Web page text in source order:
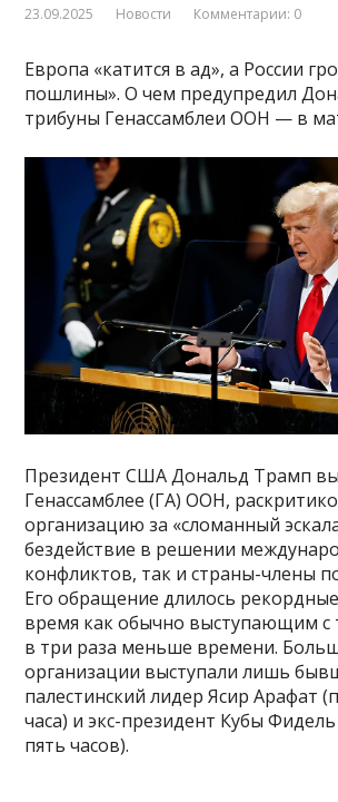
23.09.2025 Новости Комментарии: 0
Европа «катится в ад», а России
пошлины». О чем предупредил
трибуны Генассамблеи ООН — в
Президент США Дональд Трамп
Генассамблее (ГА) ООН,
организацию за «сломанный
бездействие в решении
конфликтов, так и страны-члены
Его обращение длилось
время как обычно выступающим с
в три раза меньше времени.
организации выступали лишь
палестинский лидер Ясир Арафат
часа) и экс-президент Кубы
пять часов).